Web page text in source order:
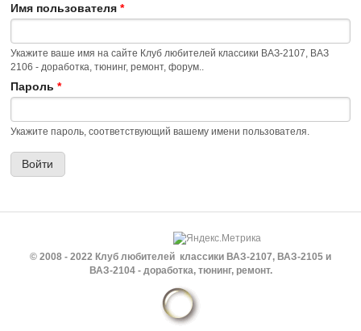
Имя пользователя *
Укажите ваше имя на сайте Клуб любителей классики ВАЗ-2107, ВАЗ
2106 - доработка, тюнинг, ремонт, форум..
Пароль *
Укажите пароль, соответствующий вашему имени пользователя.
© 2008 - 2022 Клуб любителей классики ВАЗ-2107, ВАЗ-2105 и
ВАЗ-2104 - доработка, тюнинг, ремонт.